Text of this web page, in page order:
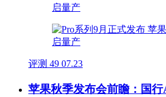
评测 49 07.23
苹果秋季发布会前瞻：国